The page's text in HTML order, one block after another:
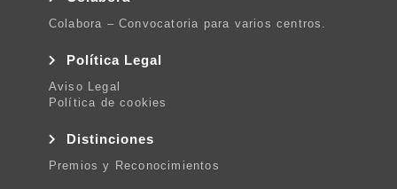
Colabora – Convocatoria para varios centros.
Política Legal
Aviso Legal
Política de cookies
Distinciones
Premios y Reconocimientos